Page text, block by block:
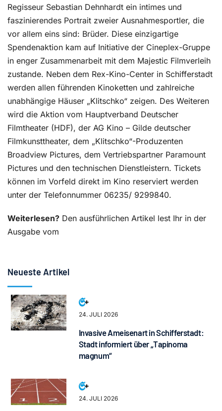
Regisseur Sebastian Dehnhardt ein intimes und
faszinierendes Portrait zweier Ausnahmesportler, die
vor allem eins sind: Brüder. Diese einzigartige
Spendenaktion kam auf Initiative der Cineplex-Gruppe
in enger Zusammenarbeit mit dem Majestic Filmverleih
zustande. Neben dem Rex-Kino-Center in Schifferstadt
werden allen führenden Kinoketten und zahlreiche
unabhängige Häuser „Klitschko“ zeigen. Des Weiteren
wird die Aktion vom Hauptverband Deutscher
Filmtheater (HDF), der AG Kino – Gilde deutscher
Filmkunsttheater, dem „Klitschko“-Produzenten
Broadview Pictures, dem Vertriebspartner Paramount
Pictures und den technischen Dienstleistern. Tickets
können im Vorfeld direkt im Kino reserviert werden
unter der Telefonnummer 06235/ 9299840.
Weiterlesen? Den ausführlichen Artikel lest Ihr in der
Ausgabe vom
Neueste Artikel
24. JULI 2026
Invasive Ameisenart in Schifferstadt:
Stadt informiert über „Tapinoma
magnum“
24. JULI 2026